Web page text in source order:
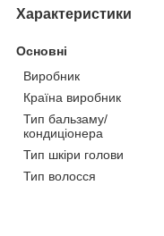
Характеристики
Основні
Виробник
Країна виробник
Тип бальзаму/
кондиціонера
Тип шкіри голови
Тип волосся